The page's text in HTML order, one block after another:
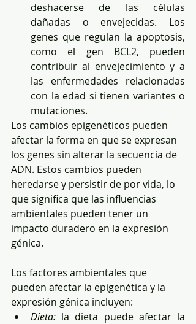
deshacerse de las células
dañadas o envejecidas. Los
genes que regulan la apoptosis,
como el gen BCL2, pueden
contribuir al envejecimiento y a
las enfermedades relacionadas
con la edad si tienen variantes o
mutaciones.
Los cambios epigenéticos pueden
afectar la forma en que se expresan
los genes sin alterar la secuencia de
ADN. Estos cambios pueden
heredarse y persistir de por vida, lo
que significa que las influencias
ambientales pueden tener un
impacto duradero en la expresión
génica.
Los factores ambientales que
pueden afectar la epigenética y la
expresión génica incluyen:
Dieta: la dieta puede afectar la